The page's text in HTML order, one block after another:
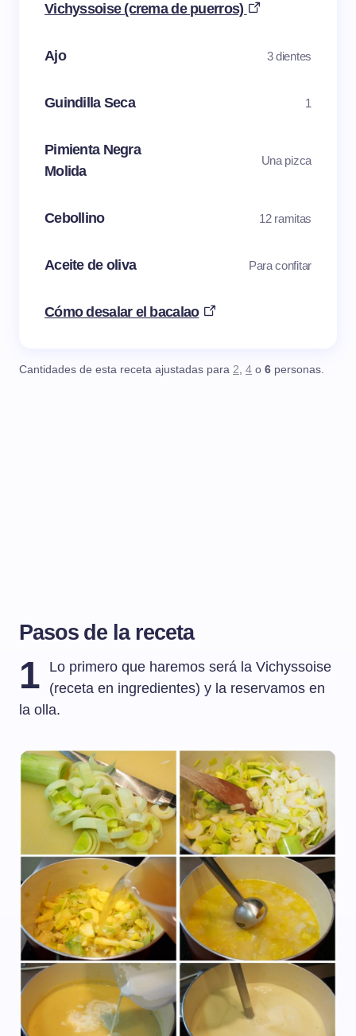
Vichyssoise (crema de puerros)
Ajo 3 dientes
Guindilla Seca 1
Pimienta Negra
Molida
Una pizca
Cebollino 12 ramitas
Aceite de oliva Para confitar
Cómo desalar el bacalao
Cantidades de esta receta ajustadas para 2, 4 o 6 personas.
Pasos de la receta
1
Lo primero que haremos será la Vichyssoise
(receta en ingredientes) y la reservamos en
la olla.